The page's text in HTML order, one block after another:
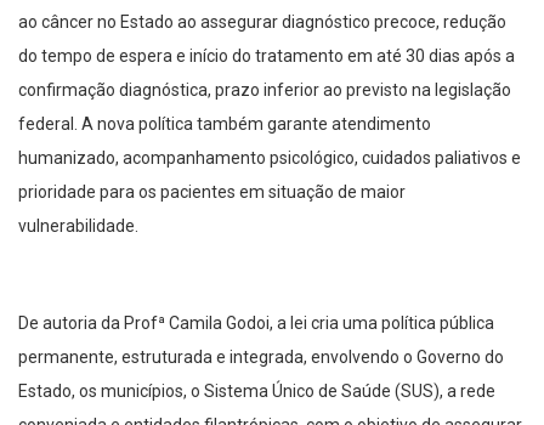
ao câncer no Estado ao assegurar diagnóstico precoce, redução
do tempo de espera e início do tratamento em até 30 dias após a
confirmação diagnóstica, prazo inferior ao previsto na legislação
federal. A nova política também garante atendimento
humanizado, acompanhamento psicológico, cuidados paliativos e
prioridade para os pacientes em situação de maior
vulnerabilidade.
De autoria da Profª Camila Godoi, a lei cria uma política pública
permanente, estruturada e integrada, envolvendo o Governo do
Estado, os municípios, o Sistema Único de Saúde (SUS), a rede